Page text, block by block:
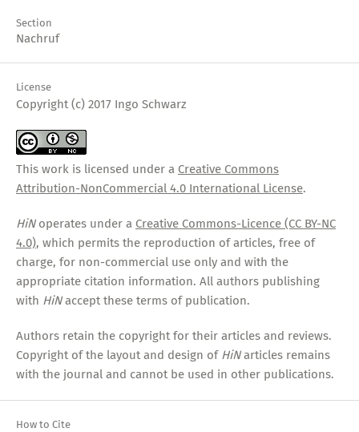
Section
Nachruf
License
Copyright (c) 2017 Ingo Schwarz
This work is licensed under a Creative Commons
Attribution-NonCommercial 4.0 International License.
HiNoperates under a Creative Commons-Licence (CC BY-NC
4.0), which permits the reproduction of articles, free of
charge, for non-commercial use only and with the
appropriate citation information. All authors publishing
with HiNaccept these terms of publication.
Authors retain the copyright for their articles and reviews.
Copyright of the layout and design of HiNarticles remains
with the journal and cannot be used in other publications.
How to Cite